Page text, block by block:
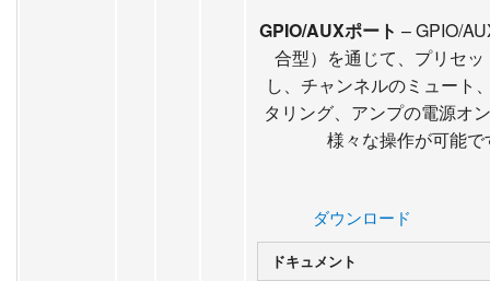
GPIO/AUXポート – GPIO/
合型）を通じて、プリセ
し、チャンネルのミュート
タリング、アンプの電源オ
様々な操作が可能で
ダウンロード
ドキュメント